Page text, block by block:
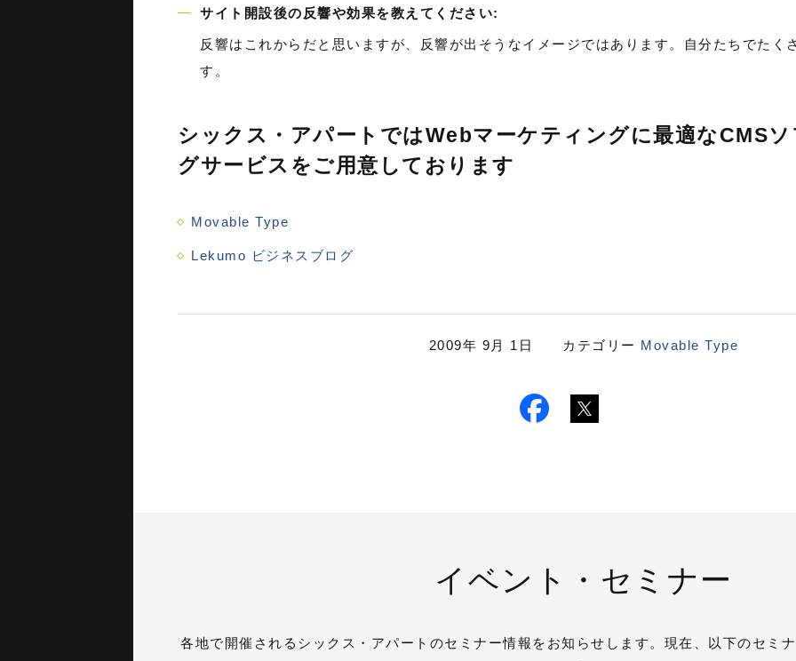
サイト開設後の反響や効果を教えてください:
反響はこれからだと思いますが、反響が出そうなイメージではあります。自分たちでたく
す。
シックス・アパートではWebマーケティングに最適なCMS
グサービスをご用意しております
Movable Type
Lekumo ビジネスブログ
2009年 9月 1日 カテゴリー Movable Type
イベント・セミナー
各地で開催されるシックス・アパートのセミナー情報をお知らせします。現在、以下のセミ